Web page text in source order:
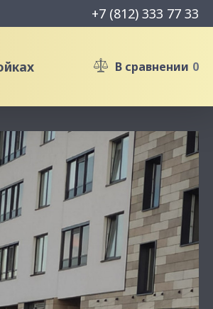
+7 (812) 333 77 33
В сравнении 0